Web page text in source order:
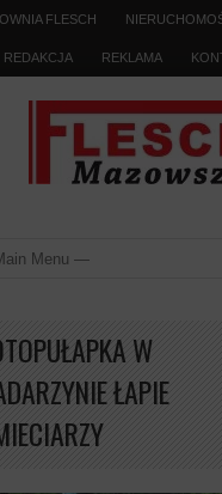
FLESCH
REDAKCJA REKLAMA
W
ŁAPIE